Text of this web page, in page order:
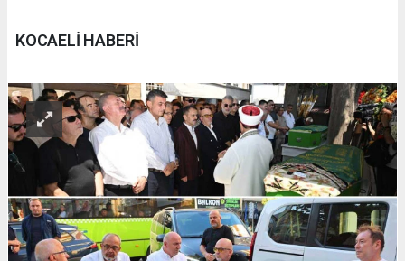
KOCAELİ HABERİ